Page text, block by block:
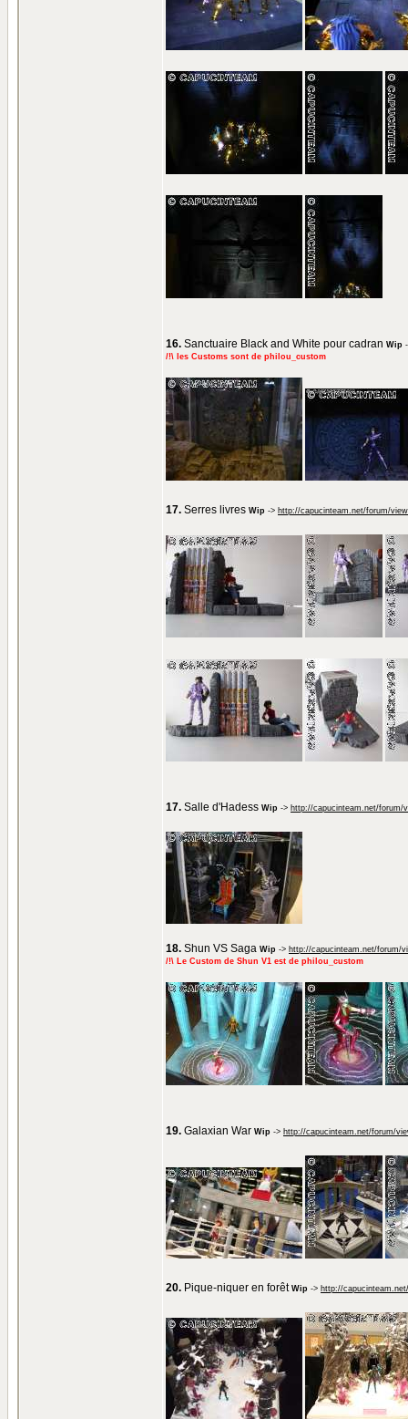
16. Sanctuaire Black and White pour cadran Wip
/!\ les Customs sont de philou_custom
17. Serres livres Wip -> http://capucinteam.net/forum/
17. Salle d'Hadess Wip -> http://capucinteam.net/forum/
18. Shun VS Saga Wip -> http://capucinteam.net/forum/
/!\ Le Custom de Shun V1 est de philou_custom
19. Galaxian War Wip -> http://capucinteam.net/forum/
20. Pique-niquer en forêt Wip -> http://